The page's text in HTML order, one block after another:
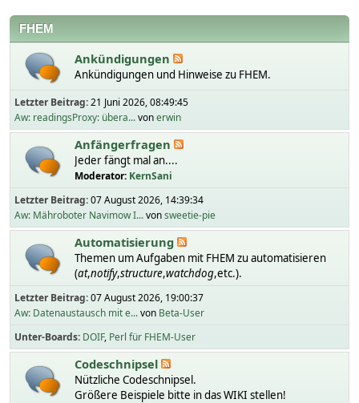
FHEM
Ankündigungen
Ankündigungen und Hinweise zu FHEM.
Letzter Beitrag:21 Juni 2026, 08:49:45
Aw: readingsProxy: übera...vonerwin
Anfängerfragen
Jeder fängt mal an....
Moderator: KernSani
Letzter Beitrag:07 August 2026, 14:39:34
Aw: Mähroboter Navimow I...vonsweetie-pie
Automatisierung
Themen um Aufgaben mit FHEM zu automatisieren
(at,notify,structure,watchdog,etc.).
Letzter Beitrag:07 August 2026, 19:00:37
Aw: Datenaustausch mit e...von Beta-User
Unter-Boards DOIF Perl für FHEM-User
Codeschnipsel
Nützliche Codeschnipsel.
Größere Beispiele bitte in das WIKI stellen!